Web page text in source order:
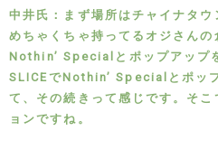
中井氏：まず場所はチャイナタ
めちゃくちゃ持ってるオジさん
Nothin’ Specialとポップアップ
SLICEでNothin’ Specialとポッ
て、その続きって感じです。そ
ョンですね。